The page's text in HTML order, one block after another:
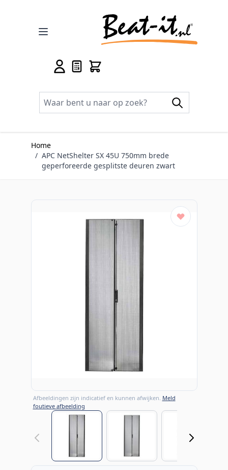
Home
/ APC NetShelter SX 45U 750mm brede
geperforeerde gesplitste deuren zwart
Afbeeldingen zijn indicatief en kunnen afwijken. Meld
foutieve afbeelding
View larger imageView larger image